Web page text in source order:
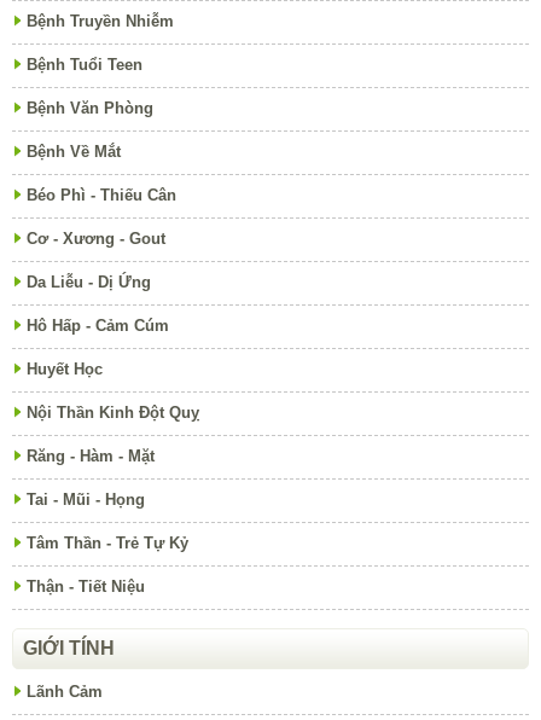
Bệnh Truyền Nhiễm
Bệnh Tuổi Teen
Bệnh Văn Phòng
Bệnh Về Mắt
Béo Phì - Thiếu Cân
Cơ - Xương - Gout
Da Liễu - Dị Ứng
Hô Hấp - Cảm Cúm
Huyết Học
Nội Thần Kinh Đột Quỵ
Răng - Hàm - Mặt
Tai - Mũi - Họng
Tâm Thần - Trẻ Tự Kỷ
Thận - Tiết Niệu
GIỚI TÍNH
Lãnh Cảm